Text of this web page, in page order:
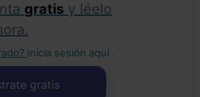
gratis y léelo
Inicia sesión aquí .
gratis